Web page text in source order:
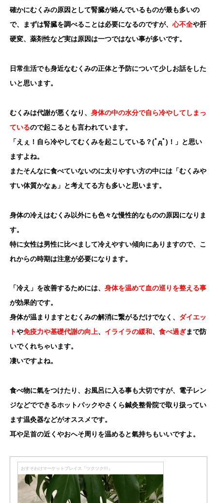
確かにむくみの原因として腎臓が絡んでいるものが最も多いの
で、まずは腎臓を調べることは必要になるのですが、 心不全や肝
硬変、薬剤性など実は原因は一つではない事が多いです。
日常生活でも身近なむくみの正体と予防について少しお話をした
いと思います。
むくみは代謝が悪くなり、 身体の中の水分で自ら冷やしてしまっ
ているので起こるとも言われています。
「えぇ！自ら冷やしてむくみを起こしている？(ﾟдﾟ)！」と思い
ますよね。
またそんなに食べていないのに太りやすい方の中には「むくみや
すい体質かなぁ」と考えてる方も多いと思います。
身体の冷えはむくみ以外にも色々な慢性的なものの原因になりま
す。
特に女性は男性に比べまして冷えやすい傾向にありますので、こ
れからの時期は注意が必要になります。
「冷え」を改善するためには、 身体を温めて血の巡りを整える事
が効果的です。
身体が温まりますとむくみの解消に繋がるだけでなく、 ダイエッ
トや免疫力や基礎代謝の向上、 イライラの緩和、 食べ過ぎまで防
いでくれちゃいます。
凄いですよね。
食べ物に氣をつけたり、お風呂に入る事も大切ですが、電子レン
ジなどでできるホットパックやさくら鍼灸整骨院で取り扱ってい
ます温灸器などがオススメです。
耳や足首の近くやおへそ周りを温めると氣持ちもいいですよ。
おすそわけマーケットプレイス「ツクツク!!!」